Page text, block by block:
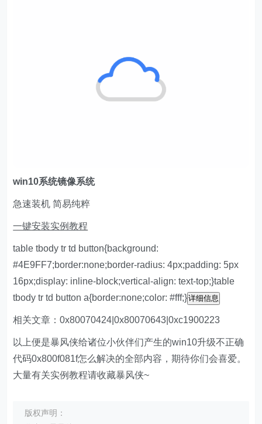
win10系统镜像系统
急速装机 简易纯粹
一键安装实例教程
table tbody tr td button{background:
#4E9FF7;border:none;border-radius: 4px;padding: 5px
16px;display: inline-block;vertical-align: text-top;}table
tbody tr td button a{border:none;color: #fff;}详细信息
相关文章：0x80070424|0x80070643|0xc1900223
以上便是暴风侠给诸位小伙伴们产生的win10升级不正确
代码0x800f081f怎么解决的全部内容，期待你们会喜爱。
大量有关实例教程请收藏暴风侠~
版权声明：